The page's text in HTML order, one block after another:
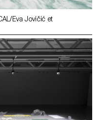
Eva Jovičić et